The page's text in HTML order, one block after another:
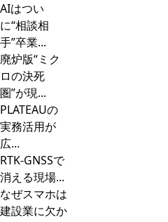
AIはつい
に“相談相
手”卒業...
廃炉版“ミク
ロの決死
圏”が現...
PLATEAUの
実務活用が
広...
RTK-GNSSで
消える現場...
なぜスマホは
建設業に欠か